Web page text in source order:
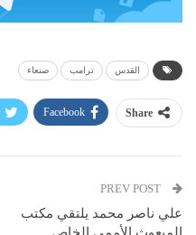
القدس ترامب صنعاء
Share
Facebook
علي ناصر محمد يلتقي مكتب